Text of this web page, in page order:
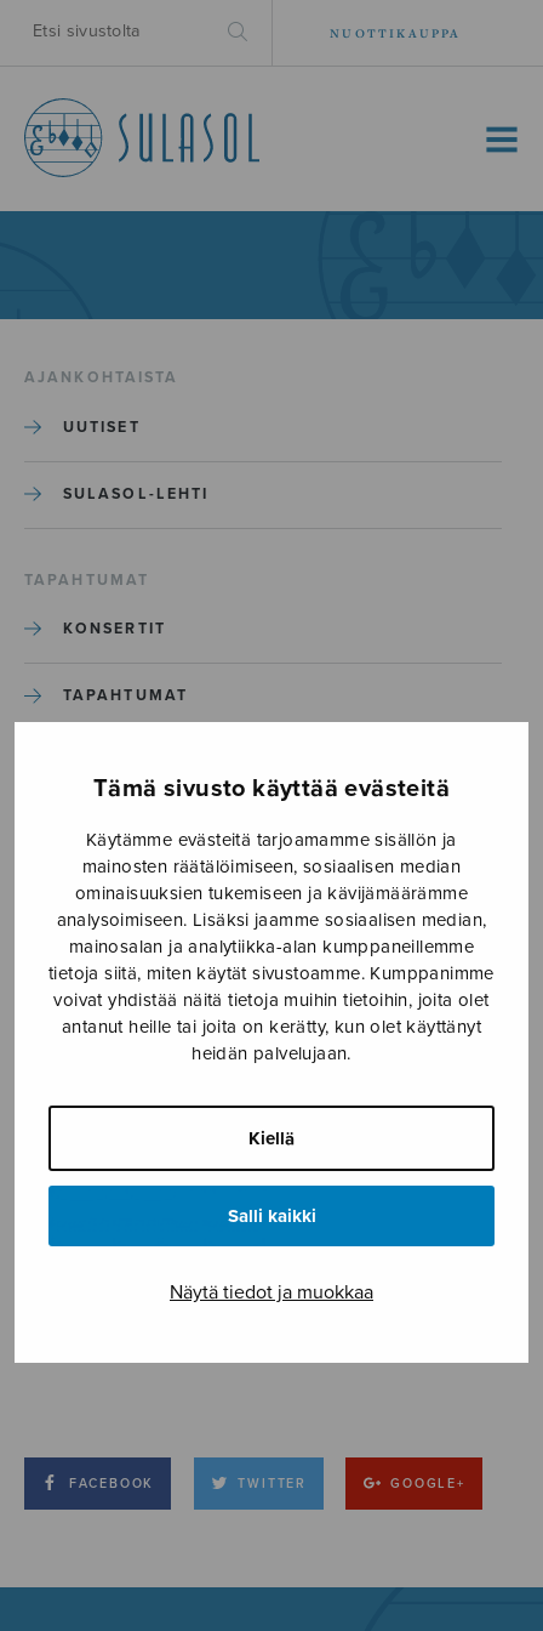
Tämä sivusto käyttää evästeitä
Käytämme evästeitä tarjoamamme sisällön ja
mainosten räätälöimiseen, sosiaalisen median
ominaisuuksien tukemiseen ja kävijämäärämme
analysoimiseen. Lisäksi jaamme sosiaalisen median,
mainosalan ja analytiikka-alan kumppaneillemme
tietoja siitä, miten käytät sivustoamme. Kumppanimme
voivat yhdistää näitä tietoja muihin tietoihin, joita olet
antanut heille tai joita on kerätty, kun olet käyttänyt
heidän palvelujaan.
Kiellä
Salli kaikki
Näytä tiedot ja muokkaa
NUOTTIKAUPPA
MENU
AJANKOHTAISTA
UUTISET
SULASOL-LEHTI
TAPAHTUMAT
KONSERTIT
TAPAHTUMAT
Etusivu › Media › Annan polska_S2963
Annan polska_S2963
8.1.2025
FACEBOOK TWITTER GOOGLE+